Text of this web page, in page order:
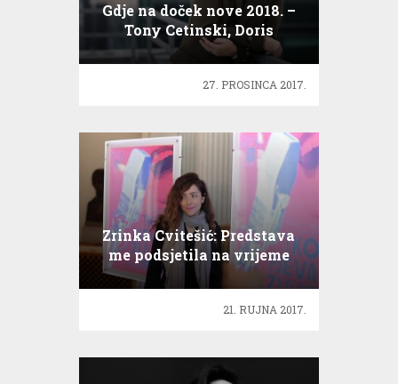
Gdje na doček nove 2018. –
Tony Cetinski, Doris
Dragović…
27. PROSINCA 2017.
Zrinka Cvitešić: Predstava
me podsjetila na vrijeme
kad su se ljudi više družili
21. RUJNA 2017.